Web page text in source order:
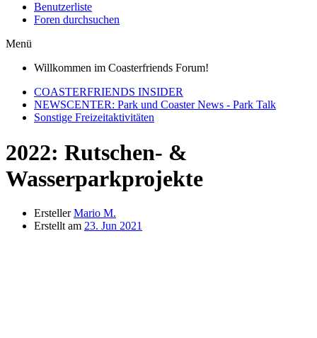
Benutzerliste
Foren durchsuchen
Menü
Willkommen im Coasterfriends Forum!
COASTERFRIENDS INSIDER
NEWSCENTER: Park und Coaster News - Park Talk
Sonstige Freizeitaktivitäten
2022: Rutschen- &
Wasserparkprojekte
Ersteller Mario M.
Erstellt am 23. Jun 2021